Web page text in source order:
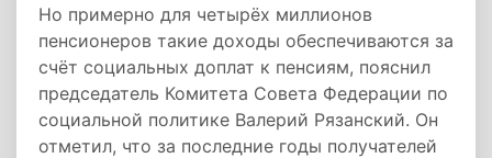
Но примерно для четырёх миллионов
пенсионеров такие доходы обеспечиваются за
счёт социальных доплат к пенсиям, пояснил
председатель Комитета Совета Федерации по
социальной политике Валерий Рязанский. Он
отметил, что за последние годы получателей